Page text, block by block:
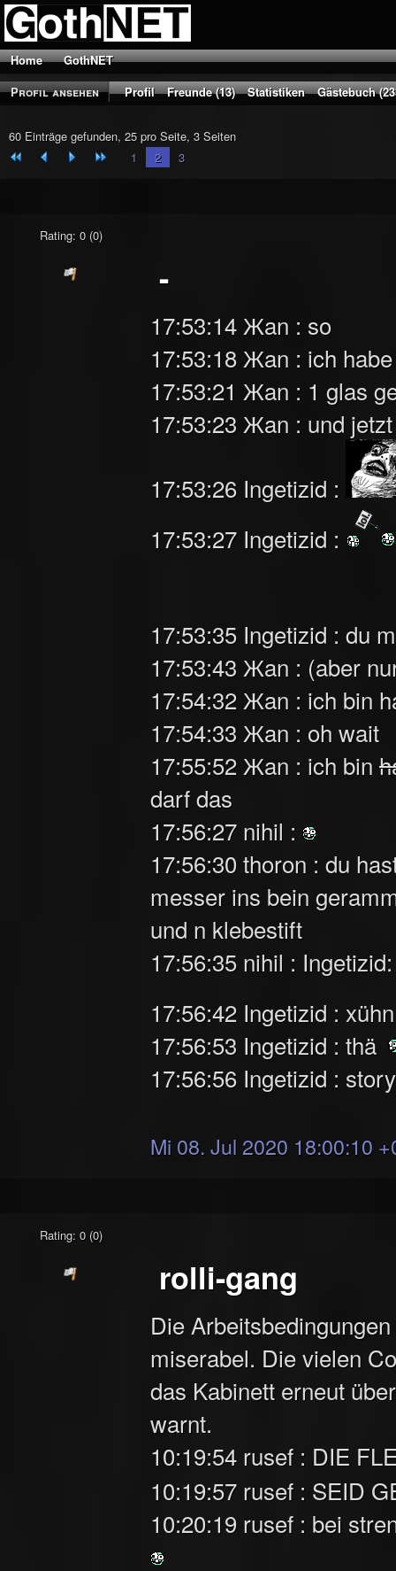
Home
GothNET
Profil ansehen
Profil Freunde (13) Statistiken Gästebuch
60 Einträge gefunden, 25 pro Seite, 3 Seiten
1
2 3
Rating: 0 (0)
-
17:53:14 Жan : so
17:53:18 Жan : ich
17:53:21 Жan : 1 glas
17:53:23 Жan : und
17:53:26 Ingetizid :
17:53:27 Ingetizid :
17:53:35 Ingetizid : du
17:53:43 Жan : (aber
17:54:32 Жan : ich bin
17:54:33 Жan : oh wait
17:55:52 Жan : ich bin
darf das
17:56:27 nihil :
17:56:30 thoron : du
messer ins bein
und n klebestift
17:56:35 nihil :
17:56:42 Ingetizid :
17:56:53 Ingetizid : thä
17:56:56 Ingetizid :
Mi 08. Jul 2020 18:00:10
Rating: 0 (0)
rolli-gang
Die
miserabel. Die vielen
das Kabinett erneut
warnt.
10:19:54 rusef : DIE
10:19:57 rusef : SEID
10:20:19 rusef : bei